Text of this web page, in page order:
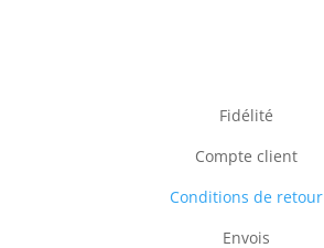
Fidélité
Compte client
Conditions de retour
Envois